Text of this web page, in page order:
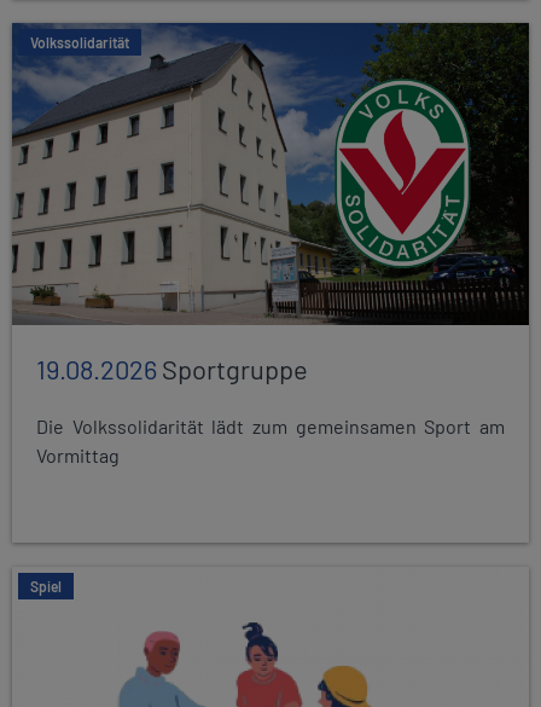
Volkssolidarität
19.08.2026Sportgruppe
Die Volkssolidarität lädt zum gemeinsamen Sport am
Vormittag
Spiel